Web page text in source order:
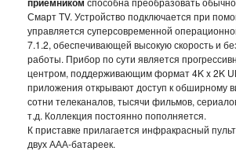
ХОЗТОВАРЫ
ЗОНТЫ
ТОВАРЫ ДЛЯ КУХНИ
ТЕРМОСЫ
Смарт TV. Устройство подключается при
управляется суперсовременной
7.1.2, обеспечивающей высокую скорость и
работы. Прибор по сути является
центром, поддерживающим формат 4K x 2K
приложения открывают доступ к обширному
сотни телеканалов, тысячи фильмов,
т.д. Коллекция постоянно пополняется.
К приставке прилагается инфракрасный
двух ААА-батареек.